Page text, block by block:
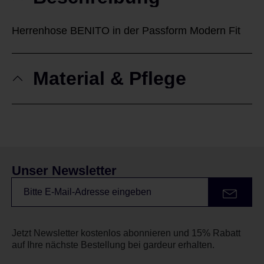
Herrenhose BENITO in der Passform Modern Fit
Material & Pflege
Unser Newsletter
Jetzt Newsletter kostenlos abonnieren und 15% Rabatt
auf Ihre nächste Bestellung bei gardeur erhalten.